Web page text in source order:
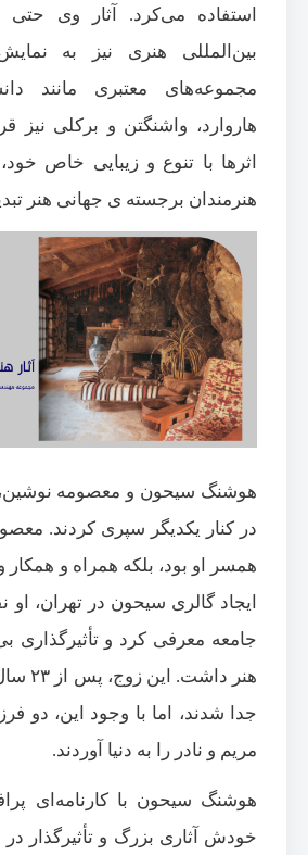
استفاده می‌کرد. آثار وی حتی
بین‌المللی هنری نیز به
هاروارد، واشنگتن و برکلی نیز
اثرها با تنوع و زیبایی خاص
هنرمندان برجسته ی جهانی هنر
هوشنگ سیحون و معصومه نوشین،
در کنار یکدیگر سپری کردند.
همسر او بود، بلکه همراه و همکار
ایجاد گالری سیحون در تهران، او
جامعه معرفی کرد و تأثیرگذاری
هنر
جدا شدند، اما با وجود این، دو
مریم و نادر را به دنیا آوردند.
هوشنگ سیحون با کارنامه‌ای
خودش آثاری بزرگ و تأثیرگذار